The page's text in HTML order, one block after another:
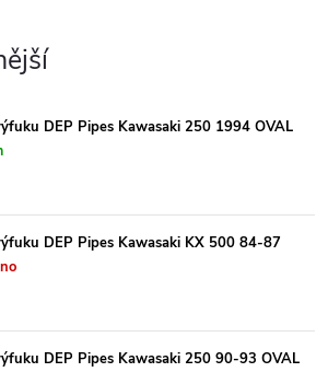
DEP Pipes Kawasaki 250 1994 OVAL
DEP Pipes Kawasaki KX 500 84-87
DEP Pipes Kawasaki 250 90-93 OVAL